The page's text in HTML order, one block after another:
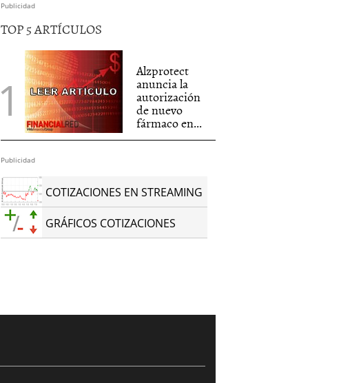
Publicidad
TOP 5 ARTÍCULOS
Alzprotect
anuncia la
autorización
de nuevo
fármaco en...
Publicidad
COTIZACIONES EN STREAMING
GRÁFICOS COTIZACIONES